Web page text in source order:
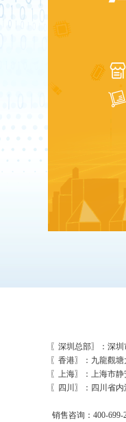
〖深圳总部〗：深
〖香港〗：九龍觀
〖上海〗：上海市
〖四川〗：四川省
销售咨询：400-699-